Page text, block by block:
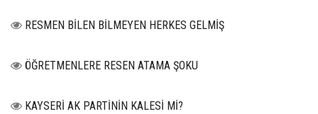
RESMEN BİLEN BİLMEYEN HERKES GELMİŞ
ÖĞRETMENLERE RESEN ATAMA ŞOKU
KAYSERİ AK PARTİNİN KALESİ Mİ?